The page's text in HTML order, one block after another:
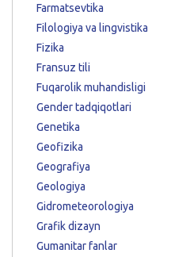
Farmatsevtika
Filologiya va lingvistika
Fizika
Fransuz tili
Fuqarolik muhandisligi
Gender tadqiqotlari
Genetika
Geofizika
Geografiya
Geologiya
Gidrometeorologiya
Grafik dizayn
Gumanitar fanlar